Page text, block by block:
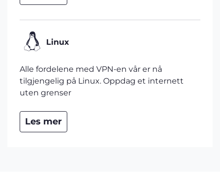
Linux
Alle fordelene med VPN-en vår er nå
tilgjengelig på Linux. Oppdag et internett
uten grenser
Les mer